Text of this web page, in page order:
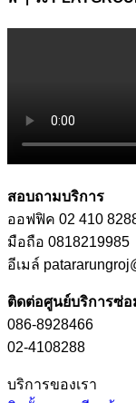
สอบถามบริการ
ออฟฟิค 02 410
มือถือ 0818219985
อีเมล์
ติดต่อศูนย์บริการซ่
086-8928466
02-4108288
บริการของเรา